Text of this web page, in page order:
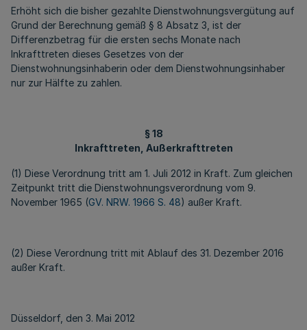
Erhöht sich die bisher gezahlte Dienstwohnungsvergütung auf
Grund der Berechnung gemäß § 8 Absatz 3, ist der
Differenzbetrag für die ersten sechs Monate nach
Inkrafttreten dieses Gesetzes von der
Dienstwohnungsinhaberin oder dem Dienstwohnungsinhaber
nur zur Hälfte zu zahlen.
§ 18
Inkrafttreten, Außerkrafttreten
(1) Diese Verordnung tritt am 1. Juli 2012 in Kraft. Zum gleichen
Zeitpunkt tritt die Dienstwohnungsverordnung vom 9.
November 1965 (GV. NRW. 1966 S. 48) außer Kraft.
(2) Diese Verordnung tritt mit Ablauf des 31. Dezember 2016
außer Kraft.
Düsseldorf, den 3. Mai 2012